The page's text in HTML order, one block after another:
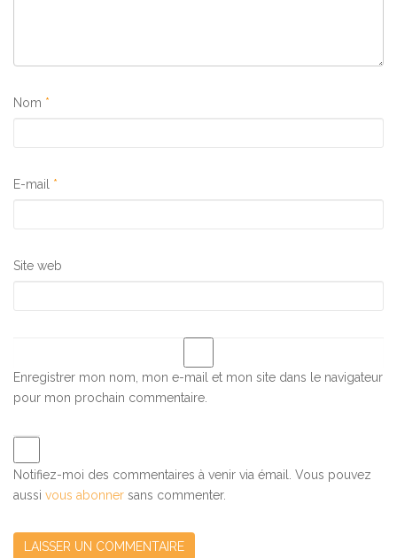
Nom *
E-mail *
Site web
Enregistrer mon nom, mon e-mail et mon site dans le navigateur
pour mon prochain commentaire.
Notifiez-moi des commentaires à venir via émail. Vous pouvez
aussi vous abonner sans commenter.